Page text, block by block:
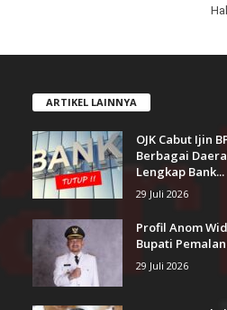
ARTIKEL LAINNYA
OJK Cabut Ijin
Berbagai
Lengkap Bank...
29 Juli 2026
Profil Anom
Bupati
29 Juli 2026